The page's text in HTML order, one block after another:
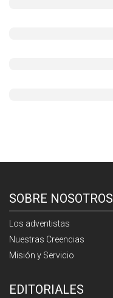
SOBRE NOSOTROS
Los adventistas
Nuestras Creencias
Misión y Servicio
EDITORIALES